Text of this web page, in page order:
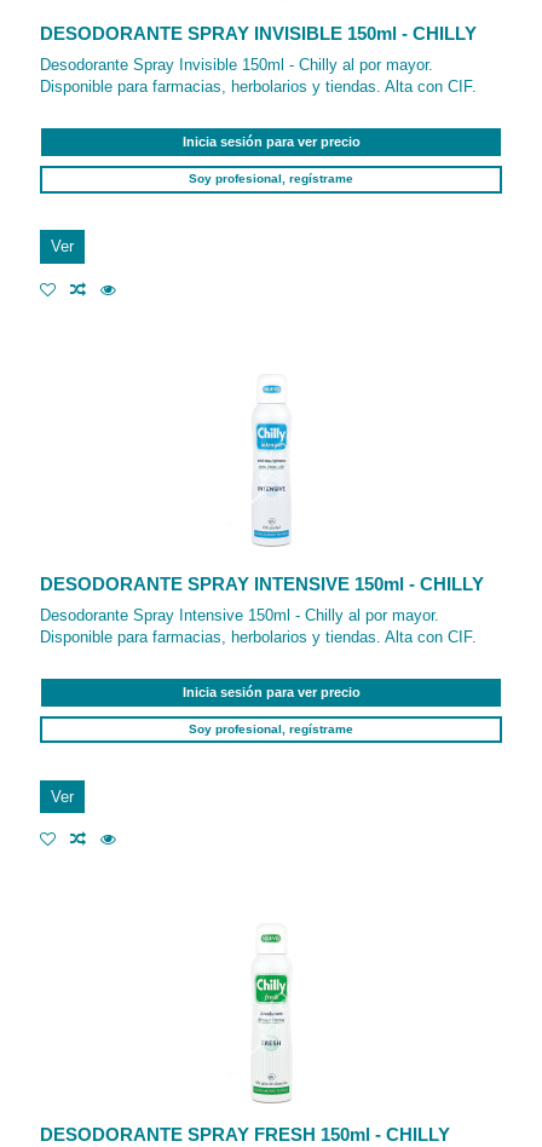
DESODORANTE SPRAY INVISIBLE 150ml - CHILLY
Desodorante Spray Invisible 150ml - Chilly al por mayor.
Disponible para farmacias, herbolarios y tiendas. Alta con CIF.
Inicia sesión para ver precio
Soy profesional, regístrame
Ver
DESODORANTE SPRAY INTENSIVE 150ml - CHILLY
Desodorante Spray Intensive 150ml - Chilly al por mayor.
Disponible para farmacias, herbolarios y tiendas. Alta con CIF.
Inicia sesión para ver precio
Soy profesional, regístrame
Ver
DESODORANTE SPRAY FRESH 150ml - CHILLY